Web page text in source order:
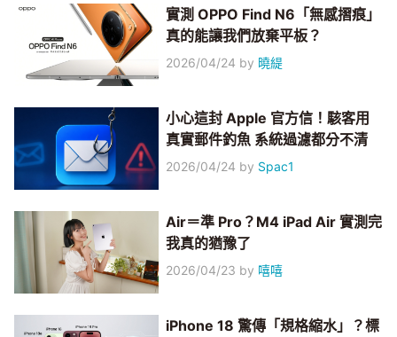
實測 OPPO Find N6「無感摺痕」
真的能讓我們放棄平板？
2026/04/24 by 曉緹
小心這封 Apple 官方信！駭客用
真實郵件釣魚 系統過濾都分不清
2026/04/24 by Spac1
Air＝準 Pro？M4 iPad Air 實測完
我真的猶豫了
2026/04/23 by 嘻嘻
iPhone 18 驚傳「規格縮水」？標